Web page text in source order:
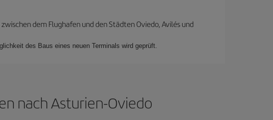
dem Flughafen und den Städten Oviedo, Avilés und
des Baus eines neuen Terminals wird geprüft.
nach Asturien-Oviedo